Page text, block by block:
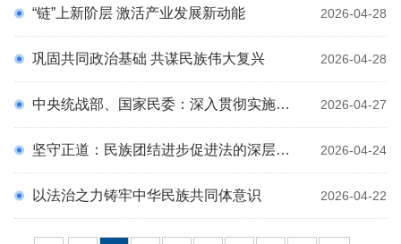
2026-04-28
“链”上新阶层 激活产业发展新动能
2026-04-28
巩固共同政治基础 共谋民族伟大复兴
2026-04-27
中央统战部、国家民委：深入贯彻实施民族团结进步促进法 进一步增强中华民族凝聚力向心力
2026-04-24
坚守正道：民族团结进步促进法的深层含义
2026-04-22
以法治之力铸牢中华民族共同体意识